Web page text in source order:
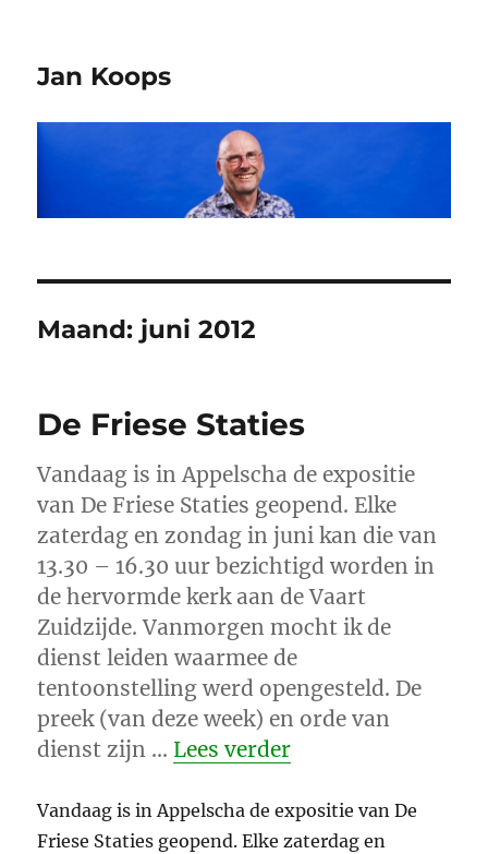
Jan Koops
Maand: juni 2012
De Friese Staties
Vandaag is in Appelscha de expositie
van De Friese Staties geopend. Elke
zaterdag en zondag in juni kan die van
13.30 – 16.30 uur bezichtigd worden in
de hervormde kerk aan de Vaart
Zuidzijde. Vanmorgen mocht ik de
dienst leiden waarmee de
tentoonstelling werd opengesteld. De
preek (van deze week) en orde van
dienst zijn … Lees verder“De Friese Staties”
Vandaag is in Appelscha de expositie van De
Friese Staties geopend. Elke zaterdag en